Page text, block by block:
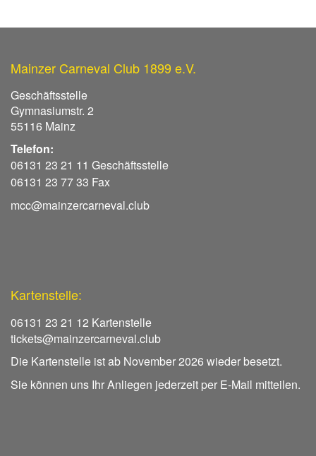
Mainzer Carneval Club 1899 e.V.
Geschäftsstelle
Gymnasiumstr. 2
55116 Mainz
Telefon:
06131 23 21 11 Geschäftsstelle
06131 23 77 33 Fax
mcc@mainzercarneval.club
Kartenstelle:
06131 23 21 12 Kartenstelle
tickets@mainzercarneval.club
Die Kartenstelle ist ab November 2026 wieder besetzt.
Sie können uns Ihr Anliegen jederzeit per E-Mail mitteilen.